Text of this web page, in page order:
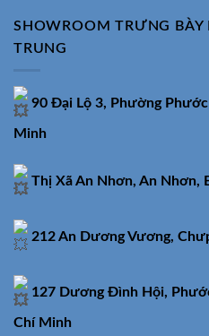
SHOWROOM TRƯNG
TRUNG
90 Đại Lộ 3, Phường
Minh
Thị Xã An Nhơn, An Nhơn,
212 An Dương Vương,
127 Dương Đình Hội,
Chí Minh